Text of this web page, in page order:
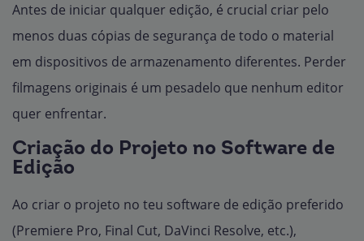
Antes de iniciar qualquer edição, é crucial criar pelo
menos duas cópias de segurança de todo o material
em dispositivos de armazenamento diferentes. Perder
filmagens originais é um pesadelo que nenhum editor
quer enfrentar.
Criação do Projeto no Software de
Edição
Ao criar o projeto no teu software de edição preferido
(Premiere Pro, Final Cut, DaVinci Resolve, etc.),